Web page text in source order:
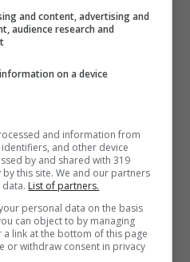
quale lei soggiace,
di sorprenderla
distrarre dagli
è un caso che
“gelosia” a
neL’essere e il nulla
che misura lo
compiamo. L’altro
and content, advertising and
audience research and
on a device
and information from
and other device
by and shared with 319
this site. We and our partners
List of partners.
personal data on the basis
can object to by managing
link at the bottom of this page
or withdraw consent in privacy